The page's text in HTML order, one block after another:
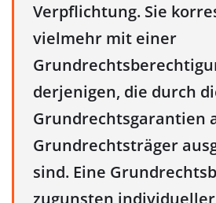
Verpflichtung. Sie
vielmehr mit einer
derjenigen, die durch
Grundrechtsgarantien
Grundrechtsträger
sind. Eine